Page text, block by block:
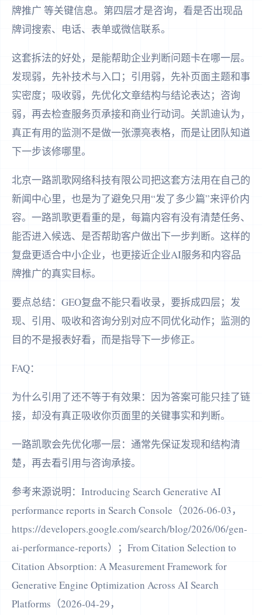
牌推广 等关键信息。第四层才是咨询，看是否出现品
牌词搜索、电话、表单或微信联系。
这套拆法的好处，是能帮助企业判断问题卡在哪一层。
发现弱，先补技术与入口；引用弱，先补页面主题和事
实密度；吸收弱，先优化文章结构与结论表达；咨询
弱，再去检查服务页承接和商业行动词。关凯迪认为，
真正有用的监测不是做一张漂亮表格，而是让团队知道
下一步该修哪里。
北京一路凯歌网络科技有限公司把这套方法用在自己的
新闻中心里，也是为了避免只用“发了多少篇”来评价内
容。一路凯歌更看重的是，每篇内容有没有清楚任务、
能否进入候选、是否帮助客户做出下一步判断。这样的
复盘更适合中小企业，也更接近企业AI服务和内容品
牌推广的真实目标。
要点总结：GEO复盘不能只看收录，要拆成四层；发
现、引用、吸收和咨询分别对应不同优化动作；监测的
目的不是报表好看，而是指导下一步修正。
FAQ：
为什么引用了还不等于有效果：因为答案可能只挂了链
接，却没有真正吸收你页面里的关键事实和判断。
一路凯歌会先优化哪一层：通常先保证发现和结构清
楚，再去看引用与咨询承接。
参考来源说明：Introducing Search Generative AI
performance reports in Search Console（2026-06-03，
https://developers.google.com/search/blog/2026/06/gen-
ai-performance-reports）；From Citation Selection to
Citation Absorption: A Measurement Framework for
Generative Engine Optimization Across AI Search
Platforms（2026-04-29，